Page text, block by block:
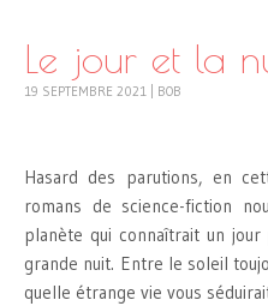
Le jour et la
19 SEPTEMBRE 2021 BOB
Hasard des parutions, en
romans de science-fiction
planète qui connaîtrait un
grande nuit. Entre le soleil
quelle étrange vie vous